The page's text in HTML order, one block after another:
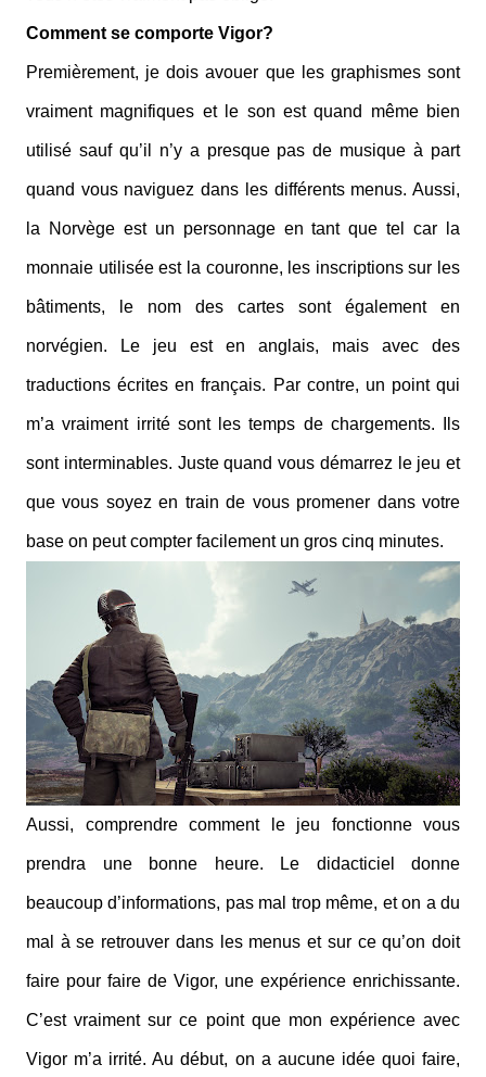
Comment se comporte Vigor?
Premièrement, je dois avouer que les graphismes sont
vraiment magnifiques et le son est quand même bien
utilisé sauf qu’il n’y a presque pas de musique à part
quand vous naviguez dans les différents menus. Aussi,
la Norvège est un personnage en tant que tel car la
monnaie utilisée est la couronne, les inscriptions sur les
bâtiments, le nom des cartes sont également en
norvégien. Le jeu est en anglais, mais avec des
traductions écrites en français. Par contre, un point qui
m’a vraiment irrité sont les temps de chargements. Ils
sont interminables. Juste quand vous démarrez le jeu et
que vous soyez en train de vous promener dans votre
base on peut compter facilement un gros cinq minutes.
Aussi, comprendre comment le jeu fonctionne vous
prendra une bonne heure. Le didacticiel donne
beaucoup d’informations, pas mal trop même, et on a du
mal à se retrouver dans les menus et sur ce qu’on doit
faire pour faire de Vigor, une expérience enrichissante.
C’est vraiment sur ce point que mon expérience avec
Vigor m’a irrité. Au début, on a aucune idée quoi faire,